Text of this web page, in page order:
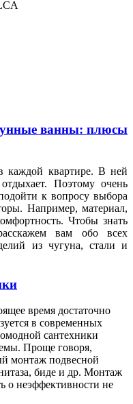
ванны: плюсы
каждой квартире. В ней
Поэтому очень
к вопросу выбора
Например, материал,
Чтобы знать
вам обо всех
из чугуна, стали и
время достаточно
в современных
сантехники
Проще говоря,
монтаж подвесной
биде и др. Монтаж
о неэффективности не